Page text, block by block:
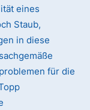
eines
Staub,
in diese
für die